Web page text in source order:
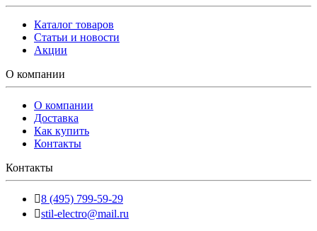
Каталог товаров
Статьи и новости
Акции
О компании
О компании
Доставка
Как купить
Контакты
Контакты
8 (495) 799-59-29
stil-electro@mail.ru